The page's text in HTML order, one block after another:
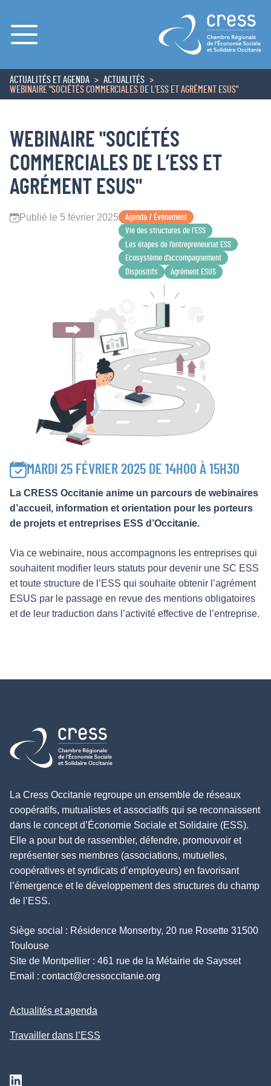
Menu
ACCUEIL
ACTUALITÉS ET AGENDA
ACTUALITÉS
WEBINAIRE "SOCIÉTÉS COMMERCIALES DE L’ESS ET AGRÉMENT ESUS"
WEBINAIRE "SOCIÉTÉS
COMMERCIALES DE L’ESS ET
AGRÉMENT ESUS"
Publié le 5 février 2025
Agenda / Événement
Vie des structures de l’ESS
Les étapes de l’entrepreneuriat ESS
Ecosystème d’accompagnement
Dispositifs
Agrément ESUS
MARDI 25 FÉVRIER 2025 DE 14H00 À 15H30
La CRESS Occitanie anime un parcours de webinaires
d’accueil, information et orientation pour les porteurs
de projets et entreprises ESS d’Occitanie.
Via ce webinaire, nous accompagnons les entreprises qui
souhaitent modifier leurs statuts pour devenir une SC ESS
et toute structure de l’ESS qui souhaite obtenir l’agrément
ESUS par le passage en revue des mentions obligatoires
et de leur traduction dans l’activité effective de l’entreprise.
Retour à l'accueil
La Cress Occitanie regroupe un ensemble de réseaux
coopératifs, mutualistes et associatifs qui se reconnaissent
dans le concept d’Économie Sociale et Solidaire (ESS).
Elle a pour but de rassembler, défendre, promouvoir et
représenter ses membres (associations, mutuelles,
coopératives et syndicats d’employeurs) en favorisant
l’émergence et le développement des structures du champ
de l’ESS.
Siège social : Résidence Monserby, 20 rue Rosette 31500
Toulouse
Site de Montpellier : 461 rue de la Métairie de Saysset
Email : contact@cressoccitanie.org
Actualités et agenda
Travailler dans l’ESS